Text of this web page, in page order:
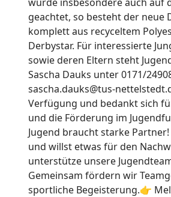
geachtet, so besteht der neue
komplett aus recyceltem
Derbystar. Für interessierte
sowie deren Eltern steht
Sascha Dauks unter 0171/
sascha.dauks@tus-
Verfügung und bedankt sich
und die Förderung im
Jugend braucht starke
und willst etwas für den
unterstütze unsere
Gemeinsam fördern wir
sportliche Begeisterung.👉